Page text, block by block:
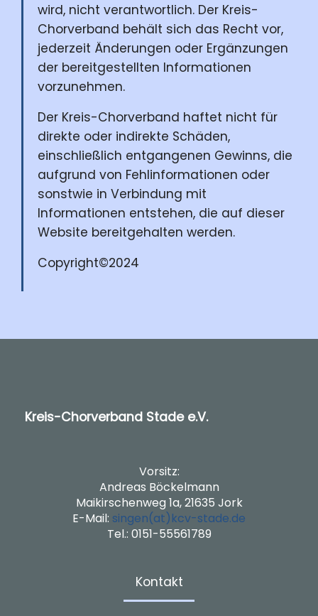
wird, nicht verantwortlich. Der Kreis-
Chorverband behält sich das Recht vor,
jederzeit Änderungen oder Ergänzungen
der bereitgestellten Informationen
vorzunehmen.
Der Kreis-Chorverband haftet nicht für
direkte oder indirekte Schäden,
einschließlich entgangenen Gewinns, die
aufgrund von Fehlinformationen oder
sonstwie in Verbindung mit
Informationen entstehen, die auf dieser
Website bereitgehalten werden.
Copyright©2024
Kreis-Chorverband Stade e.V.
Vorsitz:
Andreas Böckelmann
Maikirschenweg 1a, 21635 Jork
E-Mail: singen(at)kcv-stade.de
Tel.: 0151-55561789
Kontakt